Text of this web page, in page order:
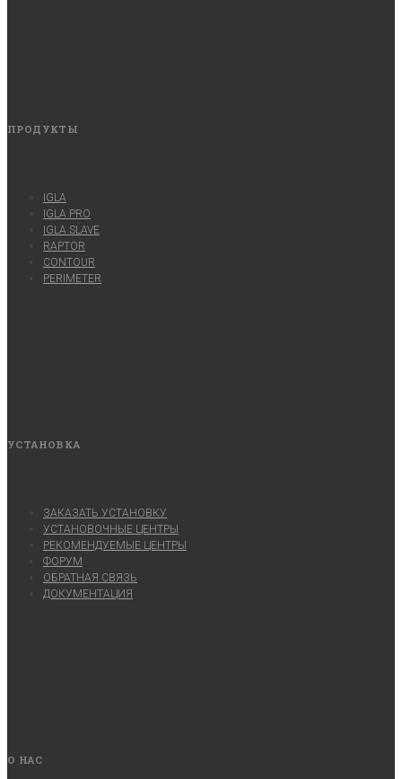
ПРОДУКТЫ
IGLA
IGLA PRO
IGLA SLAVE
RAPTOR
CONTOUR
PERIMETER
УСТАНОВКА
ЗАКАЗАТЬ УСТАНОВКУ
УСТАНОВОЧНЫЕ ЦЕНТРЫ
РЕКОМЕНДУЕМЫЕ ЦЕНТРЫ
ФОРУМ
ОБРАТНАЯ СВЯЗЬ
ДОКУМЕНТАЦИЯ
О НАС